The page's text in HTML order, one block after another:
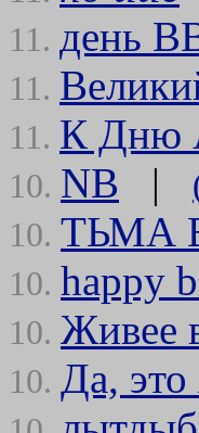
11. день
11.
11. К Дню
10. NB |
10. ТЬМА
10. happy
10. Живее
10. Да, это